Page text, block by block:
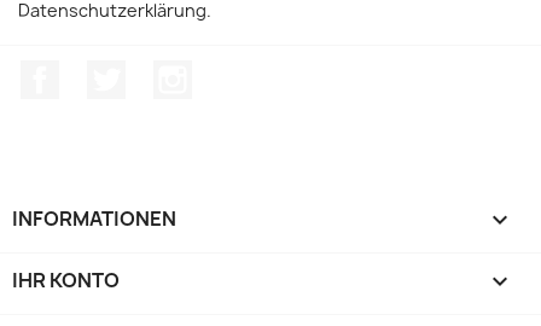
Datenschutzerklärung.
INFORMATIONEN 
IHR KONTO 